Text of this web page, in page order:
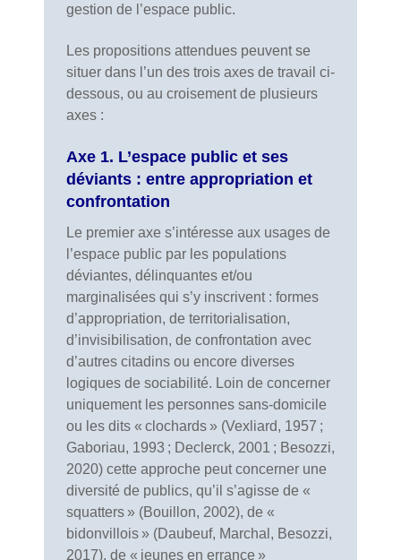
gestion de l’espace public.
Les propositions attendues peuvent se
situer dans l’un des trois axes de travail ci-
dessous, ou au croisement de plusieurs
axes :
Axe 1. L’espace public et ses
déviants : entre appropriation et
confrontation
Le premier axe s’intéresse aux usages de
l’espace public par les populations
déviantes, délinquantes et/ou
marginalisées qui s’y inscrivent : formes
d’appropriation, de territorialisation,
d’invisibilisation, de confrontation avec
d’autres citadins ou encore diverses
logiques de sociabilité. Loin de concerner
uniquement les personnes sans-domicile
ou les dits « clochards » (Vexliard, 1957 ;
Gaboriau, 1993 ; Declerck, 2001 ; Besozzi,
2020) cette approche peut concerner une
diversité de publics, qu’il s’agisse de «
squatters » (Bouillon, 2002), de «
bidonvillois » (Daubeuf, Marchal, Besozzi,
2017), de « jeunes en errance »